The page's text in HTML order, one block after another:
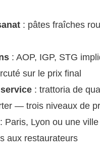
: pâtes fraîches
: AOP, IGP, STG
sur le prix final
: trattoria de
— trois niveaux de
: Paris, Lyon ou une
aux restaurateurs